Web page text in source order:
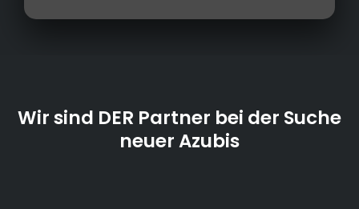
Wir sind DER Partner bei der Suche
neuer Azubis